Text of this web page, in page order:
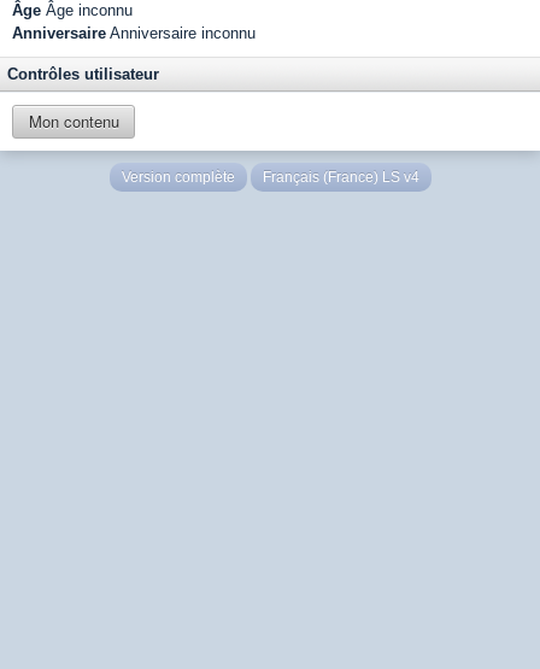
Âge Âge inconnu
Anniversaire Anniversaire inconnu
Contrôles utilisateur
Mon contenu
Version complète Français (France) LS v4